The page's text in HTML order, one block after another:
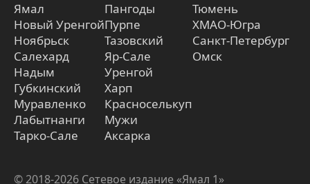
Ямал
Новый Уренгой
Ноябрьск
Салехард
Надым
Губкинский
Муравленко
Лабытнанги
Тарко-Сале
Пангоды
Пурпе
Тазовский
Яр-Сале
Уренгой
Харп
Красноселькуп
Мужи
Аксарка
Тюмень
ХМАО-Югра
Санкт-Петербург
Омск
© 2018-2026 Сетевое издание «Ямал 1»